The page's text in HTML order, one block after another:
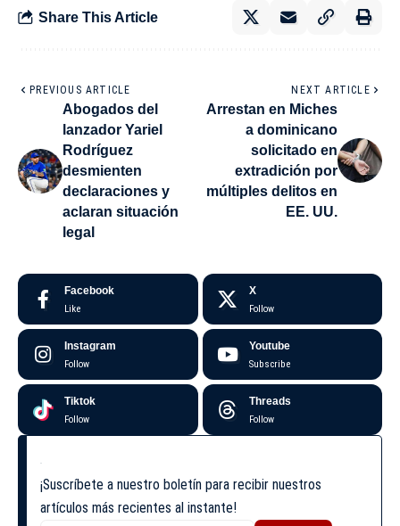
Share This Article
PREVIOUS ARTICLE
Abogados del
lanzador Yariel
Rodríguez
desmienten
declaraciones y
aclaran situación
legal
NEXT ARTICLE
Arrestan en Miches
a dominicano
solicitado en
extradición por
múltiples delitos en
EE. UU.
Facebook
Like
X
Follow
Instagram
Follow
Youtube
Subscribe
Tiktok
Follow
Threads
Follow
¡Suscríbete a nuestro boletín para recibir nuestros
artículos más recientes al instante!